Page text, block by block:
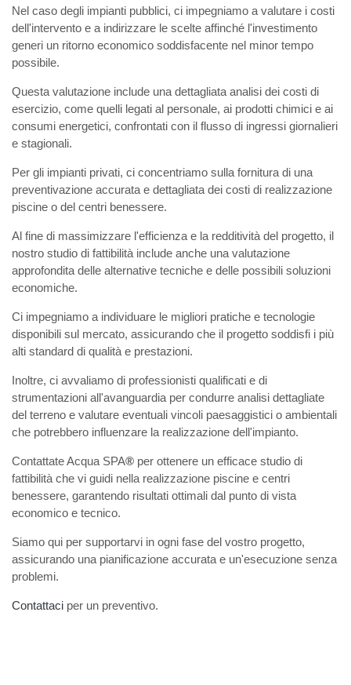
Nel caso degli impianti pubblici, ci impegniamo a valutare i costi
dell'intervento e a indirizzare le scelte affinché l'investimento
generi un ritorno economico soddisfacente nel minor tempo
possibile.
Questa valutazione include una dettagliata analisi dei costi di
esercizio, come quelli legati al personale, ai prodotti chimici e ai
consumi energetici, confrontati con il flusso di ingressi giornalieri
e stagionali.
Per gli impianti privati, ci concentriamo sulla fornitura di una
preventivazione accurata e dettagliata dei costi di realizzazione
piscine o del centri benessere.
Al fine di massimizzare l'efficienza e la redditività del progetto, il
nostro studio di fattibilità include anche una valutazione
approfondita delle alternative tecniche e delle possibili soluzioni
economiche.
Ci impegniamo a individuare le migliori pratiche e tecnologie
disponibili sul mercato, assicurando che il progetto soddisfi i più
alti standard di qualità e prestazioni.
Inoltre, ci avvaliamo di professionisti qualificati e di
strumentazioni all'avanguardia per condurre analisi dettagliate
del terreno e valutare eventuali vincoli paesaggistici o ambientali
che potrebbero influenzare la realizzazione dell'impianto.
Contattate Acqua SPA® per ottenere un efficace studio di
fattibilità che vi guidi nella realizzazione piscine e centri
benessere, garantendo risultati ottimali dal punto di vista
economico e tecnico.
Siamo qui per supportarvi in ogni fase del vostro progetto,
assicurando una pianificazione accurata e un'esecuzione senza
problemi.
Contattaci per un preventivo.